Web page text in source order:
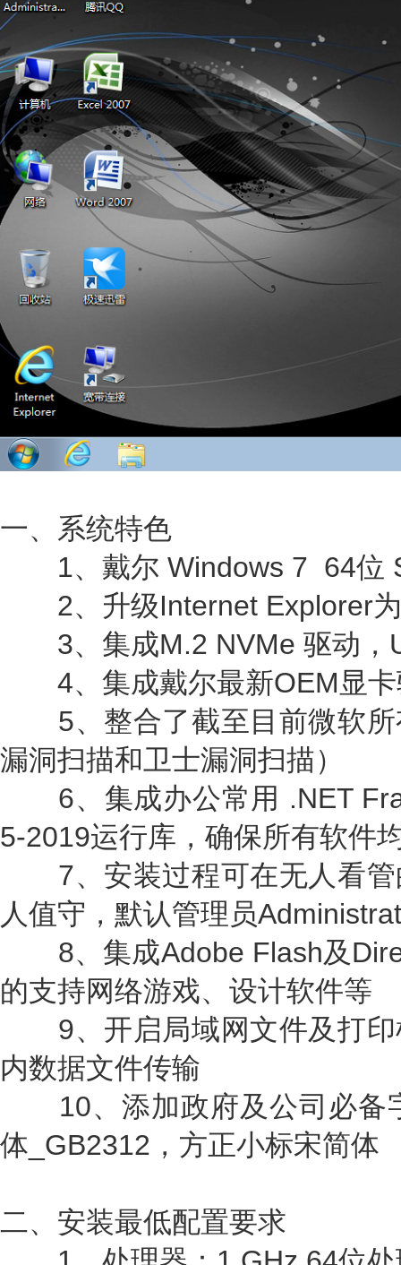
一、系统特色
1、戴尔 Windows 7 64位
2、升级Internet Explorer为
3、集成M.2 NVMe 驱动，
4、集成戴尔最新OEM显卡
5、整合了截至目前微软所
漏洞扫描和卫士漏洞扫描）
6、集成办公常用 .NET
5-2019运行库，确保所有软件
7、安装过程可在无人看管
人值守，默认管理员
8、集成Adobe Flash及
的支持网络游戏、设计软件等
9、开启局域网文件及打印
内数据文件传输
10、添加政府及公司必备
体_GB2312，方正小标宋简体
二、安装最低配置要求